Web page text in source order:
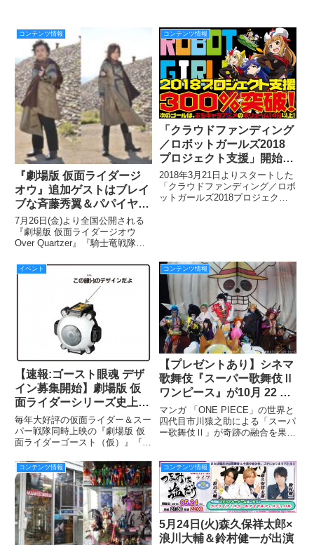
コンテンツ情報
『劇場版 仮面ライダージ
オウ』追加ゲストはブレイ
ブな斉藤秀翼＆パパイヤ鈴
木！
7月26日(金)より全国公開される
『劇場版 仮面ライダージオウ
Over Quartzer』『騎士竜戦隊リ
ムスリップ!恐竜パニック!!』の製
作発表に続き、『劇場版 仮面ラ
イダージオウ』の追加ゲストを発
コンテンツ情報
「クラウドファンディング
／ロボットガールズ2018
プロジェクト支援」開始わ
ずか1時間20分で第一目標
を達成！ さらに第二目標
＆追加リターンを発表！
2018年3月21日よりスタートした
「クラウドファンディング／ロボ
ットガールズ2018プロジェクト
イベント
【速報:ゴースト眼魂 デザ
イン募集開始】劇場版 仮
面ライダーシリーズ史上
初！ 変身キーアイテムの
デザイン募集が決定！ あ
なたのデザインした７１個
のゴースト眼魂(アイコン)
が映画に登場！
毎年大好評の仮面ライダー＆スー
パー戦隊同時上映の『劇場版 仮
面ライダーゴースト（仮）』『劇
（仮）』が、８月６日（土）から
公開される。その『劇場版 仮面
ライダーゴースト（仮）』にも登
場する変身キーアイテム『ゴース
コンテンツ情報
【プレゼントあり】シネマ
歌舞伎『スーパー歌舞伎Ⅱ
ワンピース』が10月 22 日
から全国公開決定！
マンガ 「ONE PIECE」の世界と
四代目市川猿之助による「スーパ
ー歌舞伎Ⅱ」が奇跡の融合を果た
歌舞伎として、10 月 22 日
（土）より全国公開が決定しまし
た。
コンテンツ情報 コンテンツ情報
5月24日(火)森久保祥太郎×
浪川大輔＆鈴村健一が出演